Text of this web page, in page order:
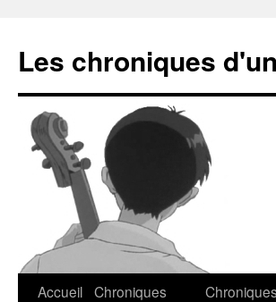
Les chroniques
Accueil Chroniques